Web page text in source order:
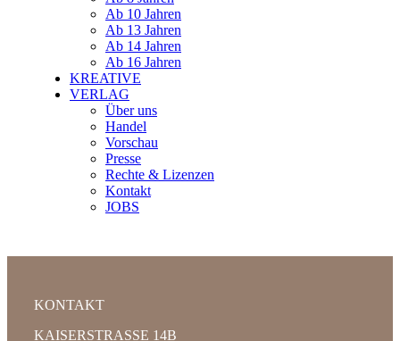
Ab 10 Jahren
Ab 13 Jahren
Ab 14 Jahren
Ab 16 Jahren
KREATIVE
VERLAG
Über uns
Handel
Vorschau
Presse
Rechte & Lizenzen
Kontakt
JOBS
KONTAKT
KAISERSTRASSE 14B